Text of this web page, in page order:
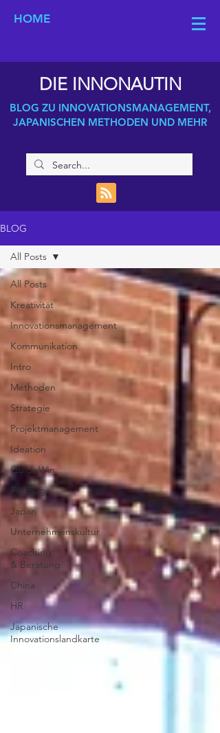
HOME
DIE INNONAUTIN
BLOG ZU INNOVATIONSMANAGEMENT,
JAPANISCHEN METHODEN UND MEHR
BLOG
All Posts
Kreativität
Innovationsmanagement
Kommunikation
Intro
Methoden
Strategie
Projektmanagement
Ideation
Quick Win
Für Eilige
Japan
Unternehmenskultur
Coaching
& Beratung
China
HR
Japanische
Innovationslandkarte
All Posts